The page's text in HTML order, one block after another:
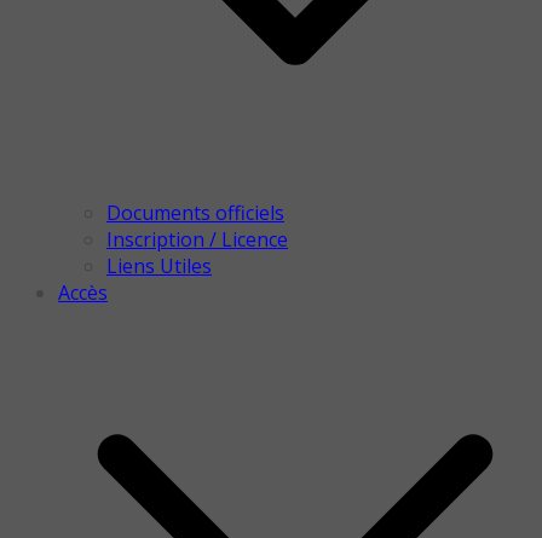
Documents officiels
Inscription / Licence
Liens Utiles
Accès